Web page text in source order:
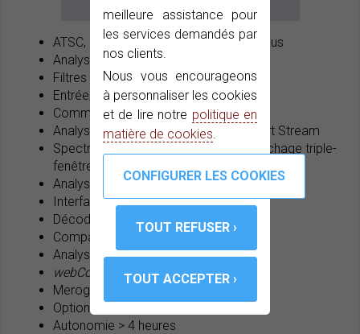
meilleure assistance pour
les services demandés par
nos clients.
Nous vous encourageons
à personnaliser les cookies
et de lire notre politique en
matière de cookies
ATSC, DVB-C2/S2, DSS, Dolby Digital Plus
Analyseur IPTV
Filtres à haute résolution
Entrée/Sortie TS-ASI
Common Interface (slot pour CAM)
Analyse et Enregistrement de Transport Stream
Spectre ultrarapide et précis avec Affichage triple-
fenêtre
Analyse dynamique des échos
Interface hybride (clavier+tactile)
Décodage HEVC H.265
Compatible avec LNB à large bande
Analyseur Wi-Fi 2.4 GHz
webControlapour contrôle à distance
Merogramme et Spectrogramme
Options Fibre Optique et GPS
Autonomie > 4 heures